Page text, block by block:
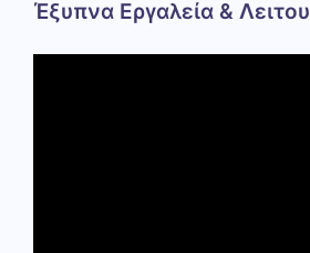
Έξυπνα Εργαλεία &